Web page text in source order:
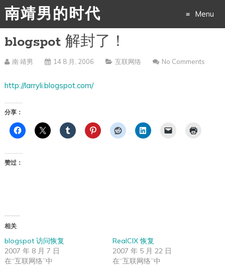
南靖男的时代 Menu
to
blogspot 解封了！
南 靖男 14 8 月, 2006 互联网络 No Comments
http://larryli.blogspot.com/
分享：
赞过：
相关
blogspot 访问恢复
2007 年 8 月 7 日
在“互联网络”中
RealCIX 恢复
2007 年 5 月 22 日
在“互联网络”中